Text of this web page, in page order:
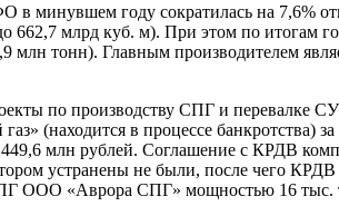
минувшем году сократилась на 7,6%
662,7 млрд куб. м). При этом по
млн тонн). Главным производителем
по производству СПГ и перевалке
(находится в процессе банкротства)
млн рублей. Соглашение с КРДВ
устранены не были, после чего
ООО «Аврора СПГ» мощностью 16 тыс.